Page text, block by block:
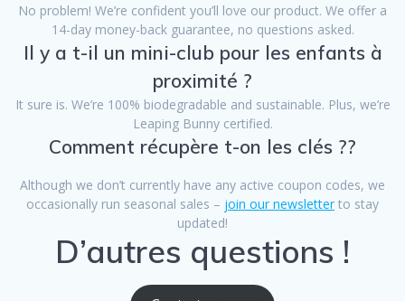
No problem! We’re confident you’ll love our product. We offer a
14-day money-back guarantee, no questions asked.
Il y a t-il un mini-club pour les enfants à
proximité ?
It sure is. We’re 100% biodegradable and sustainable. Plus, we’re
Leaping Bunny certified.
Comment récupère t-on les clés ??
Although we don’t currently have any active coupon codes, we
occasionally run seasonal sales – join our newsletter to stay
updated!
D’autres questions !